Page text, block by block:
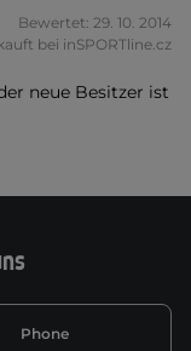
Bewertet: 29. 10. 2014
bei inSPORTline.cz
neue Besitzer ist
Phone